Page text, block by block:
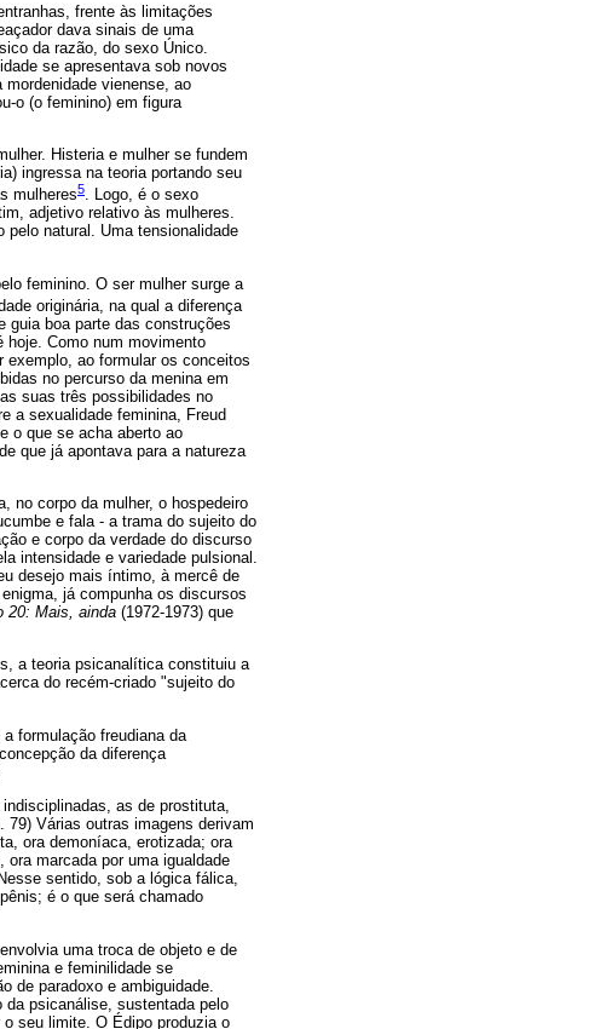
frente às limitações
dava sinais de uma
da razão, do sexo Único.
se apresentava sob novos
vienense, ao
o (o feminino) em figura
Histeria e mulher se fundem
ingressa na teoria portando seu
mulheres5. Logo, é o sexo
adjetivo relativo às mulheres.
natural. Uma tensionalidade
feminino. O ser mulher surge a
originária, na qual a diferença
guia boa parte das construções
hoje. Como num movimento
exemplo, ao formular os conceitos
no percurso da menina em
suas três possibilidades no
a sexualidade feminina, Freud
o que se acha aberto ao
que já apontava para a natureza
no corpo da mulher, o hospedeiro
e fala - a trama do sujeito do
e corpo da verdade do discurso
intensidade e variedade pulsional.
desejo mais íntimo, à mercê de
já compunha os discursos
20: Mais, ainda (1972-1973) que
a teoria psicanalítica constituiu a
do recém-criado "sujeito do
formulação freudiana da
da diferença
as de prostituta,
Várias outras imagens derivam
ora demoníaca, erotizada; ora
marcada por uma igualdade
sentido, sob a lógica fálica,
é o que será chamado
uma troca de objeto e de
e feminilidade se
de paradoxo e ambiguidade.
da psicanálise, sustentada pelo
seu limite. O Édipo produzia o